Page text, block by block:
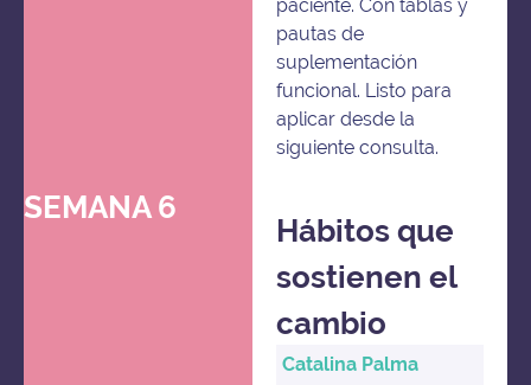
paciente. Con tablas y
pautas de
suplementación
funcional. Listo para
aplicar desde la
siguiente consulta.
SEMANA 6
Hábitos que
sostienen el
cambio
Catalina Palma